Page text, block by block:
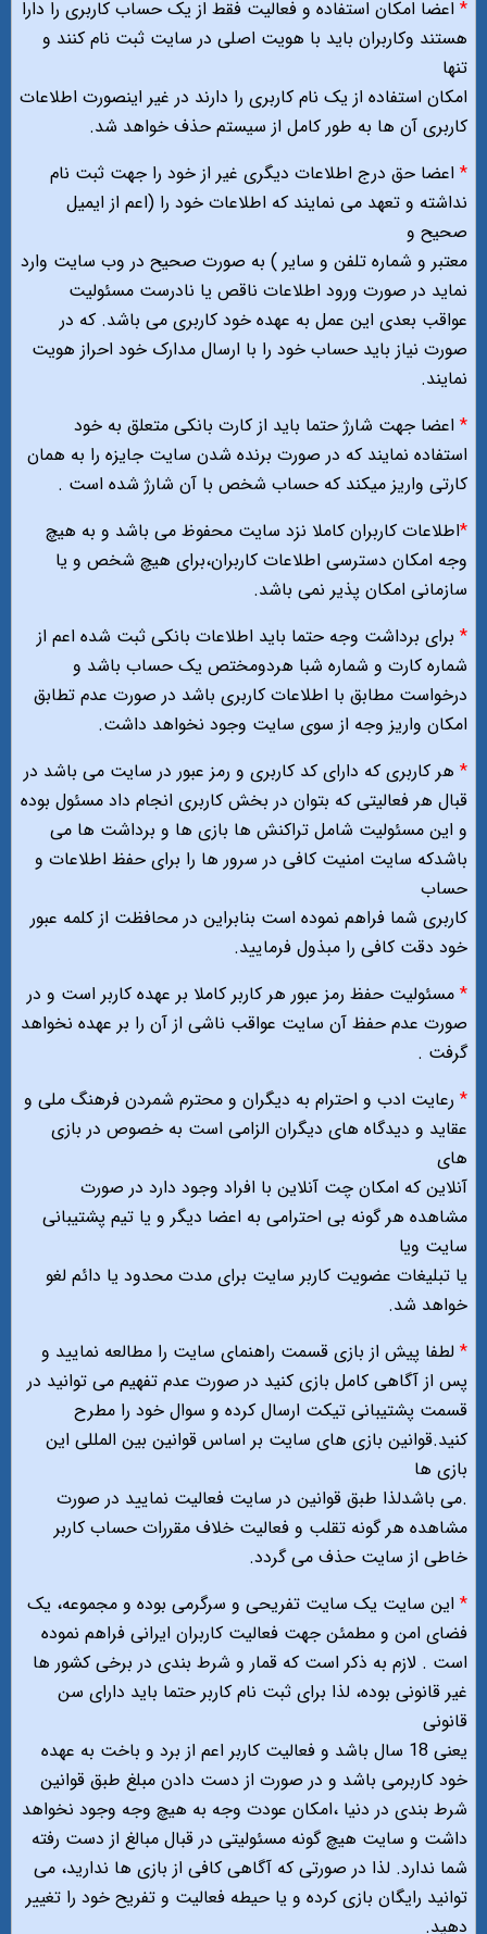
* اعضا امکان استفاده و فعالیت فقط از یک حساب کاربری را دارا
هستند وکاربران باید با هویت اصلی در سایت ثبت نام کنند و
تنها
امکان استفاده از یک نام کاربری را دارند در غیر اینصورت اطلاعات
کاربری آن ها به طور کامل از سیستم حذف خواهد شد.
* اعضا حق درج اطلاعات دیگری غیر از خود را جهت ثبت نام
نداشته و تعهد می نمایند که اطلاعات خود را (اعم از ایمیل
صحیح و
معتبر و شماره تلفن و سایر ) به صورت صحیح در وب سایت وارد
نماید در صورت ورود اطلاعات ناقص یا نادرست مسئولیت
عواقب بعدی این عمل به عهده خود کاربری می باشد. که در
صورت نیاز باید حساب خود را با ارسال مدارک خود احراز هویت
نمایند.
* اعضا جهت شارژ حتما باید از کارت بانکی متعلق به خود
استفاده نمایند که در صورت برنده شدن سایت جایزه را به همان
کارتی واریز میکند که حساب شخص با آن شارژ شده است .
*اطلاعات کاربران کاملا نزد سایت محفوظ می باشد و به هیچ
وجه امکان دسترسی اطلاعات کاربران،برای هیچ شخص و یا
سازمانی امکان پذیر نمی باشد.
* برای برداشت وجه حتما باید اطلاعات بانکی ثبت شده اعم از
شماره کارت و شماره شبا هردومختص یک حساب باشد و
درخواست مطابق با اطلاعات کاربری باشد در صورت عدم تطابق
امکان واریز وجه از سوی سایت وجود نخواهد داشت.
* هر کاربری که دارای کد کاربری و رمز عبور در سایت می باشد در
قبال هر فعالیتی که بتوان در بخش کاربری انجام داد مسئول بوده
و این مسئولیت شامل تراکنش ها بازی ها و برداشت ها می
باشدکه سایت امنیت کافی در سرور ها را برای حفظ اطلاعات و
حساب
کاربری شما فراهم نموده است بنابراین در محافظت از کلمه عبور
خود دقت کافی را مبذول فرمایید.
* مسئولیت حفظ رمز عبور هر کاربر کاملا بر عهده کاربر است و در
صورت عدم حفظ آن سایت عواقب ناشی از آن را بر عهده نخواهد
گرفت .
* رعایت ادب و احترام به دیگران و محترم شمردن فرهنگ ملی و
عقاید و دیدگاه های دیگران الزامی است به خصوص در بازی
های
آنلاین که امکان چت آنلاین با افراد وجود دارد در صورت
مشاهده هر گونه بی احترامی به اعضا دیگر و یا تیم پشتیبانی
سایت ویا
یا تبلیغات عضویت کاربر سایت برای مدت محدود یا دائم لغو
خواهد شد.
* لطفا پیش از بازی قسمت راهنمای سایت را مطالعه نمایید و
پس از آگاهی کامل بازی کنید در صورت عدم تفهیم می توانید در
قسمت پشتیبانی تیکت ارسال کرده و سوال خود را مطرح
کنید.قوانین بازی های سایت بر اساس قوانین بین المللی این
بازی ها
.می باشدلذا طبق قوانین در سایت فعالیت نمایید در صورت
مشاهده هر گونه تقلب و فعالیت خلاف مقررات حساب کاربر
خاطی از سایت حذف می گردد.
* این سایت یک سایت تفریحی و سرگرمی بوده و مجموعه، یک
فضای امن و مطمئن جهت فعالیت کاربران ایرانی فراهم نموده
است . لازم به ذکر است که قمار و شرط بندی در برخی کشور ها
غیر قانونی بوده، لذا برای ثبت نام کاربر حتما باید دارای سن
قانونی
یعنی 18 سال باشد و فعالیت کاربر اعم از برد و باخت به عهده
خود کاربرمی باشد و در صورت از دست دادن مبلغ طبق قوانین
شرط بندی در دنیا ،امکان عودت وجه به هیچ وجه وجود نخواهد
داشت و سایت هیچ گونه مسئولیتی در قبال مبالغ از دست رفته
شما ندارد. لذا در صورتی که آگاهی کافی از بازی ها ندارید، می
توانید رایگان بازی کرده و یا حیطه فعالیت و تفریح خود را تغییر
دهید.